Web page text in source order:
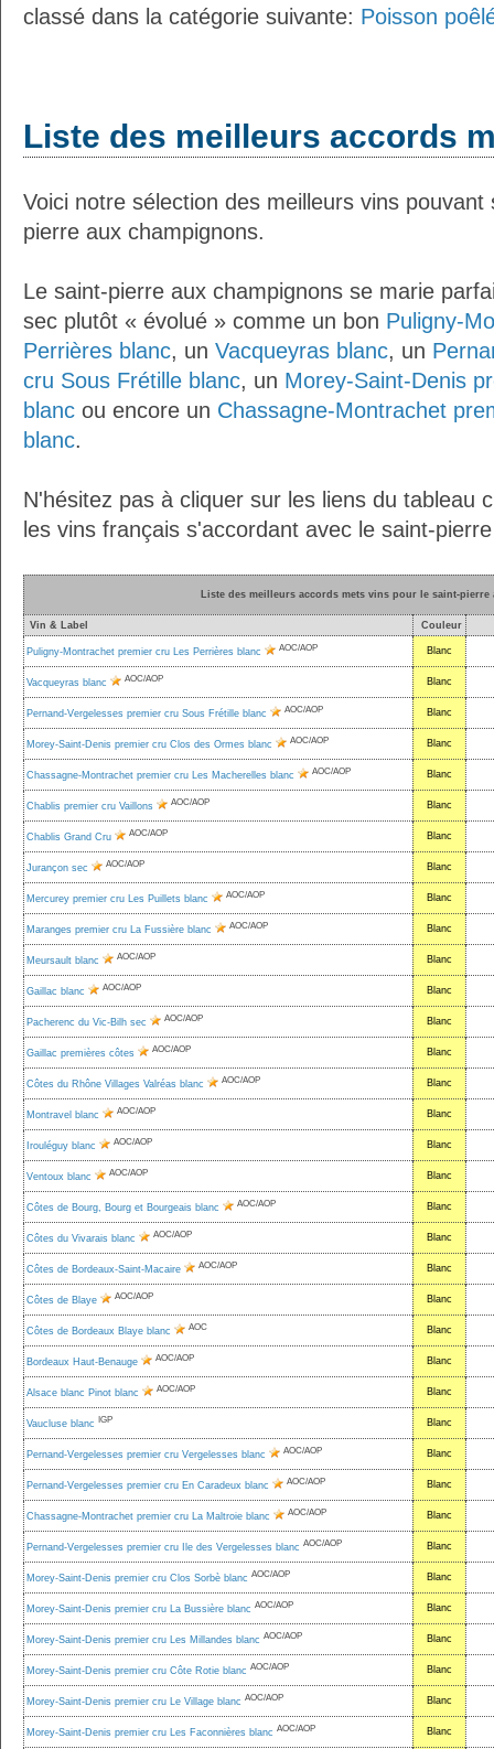
classé dans la catégorie suivante: Poisson
Liste des meilleurs accords
Voici notre sélection des meilleurs vins
pierre aux champignons.
Le saint-pierre aux champignons se marie
sec plutôt « évolué » comme un bon Puligny-
Perrières blanc, un Vacqueyras blanc, un
cru Sous Frétille blanc, un Morey-Saint-Denis
blanc ou encore un Chassagne-Montrachet
blanc.
N'hésitez pas à cliquer sur les liens du tableau
les vins français s'accordant avec le saint-
Liste des meilleurs accords mets vins pour le saint-pierre
Vin & Label Couleur
Puligny-Montrachet premier cru Les Perrières blanc AOC/AOP Blanc
Vacqueyras blanc AOC/AOP Blanc
Pernand-Vergelesses premier cru Sous Frétille blanc AOC/AOP Blanc
Morey-Saint-Denis premier cru Clos des Ormes blanc AOC/AOP Blanc
Chassagne-Montrachet premier cru Les Macherelles blanc AOC/AOP Blanc
Chablis premier cru Vaillons AOC/AOP Blanc
Chablis Grand Cru AOC/AOP Blanc
Jurançon sec AOC/AOP Blanc
Mercurey premier cru Les Puillets blanc AOC/AOP Blanc
Maranges premier cru La Fussière blanc AOC/AOP Blanc
Meursault blanc AOC/AOP Blanc
Gaillac blanc AOC/AOP Blanc
Pacherenc du Vic-Bilh sec AOC/AOP Blanc
Gaillac premières côtes AOC/AOP Blanc
Côtes du Rhône Villages Valréas blanc AOC/AOP Blanc
Montravel blanc AOC/AOP Blanc
Irouléguy blanc AOC/AOP Blanc
Ventoux blanc AOC/AOP Blanc
Côtes de Bourg, Bourg et Bourgeais blanc AOC/AOP Blanc
Côtes du Vivarais blanc AOC/AOP Blanc
Côtes de Bordeaux-Saint-Macaire AOC/AOP Blanc
Côtes de Blaye AOC/AOP Blanc
Côtes de Bordeaux Blaye blanc AOC Blanc
Bordeaux Haut-Benauge AOC/AOP Blanc
Alsace blanc Pinot blanc AOC/AOP Blanc
Vaucluse blanc IGP Blanc
Pernand-Vergelesses premier cru Vergelesses blanc AOC/AOP Blanc
Pernand-Vergelesses premier cru En Caradeux blanc AOC/AOP Blanc
Chassagne-Montrachet premier cru La Maltroie blanc AOC/AOP Blanc
Pernand-Vergelesses premier cru Ile des Vergelesses blanc AOC/AOP Blanc
Morey-Saint-Denis premier cru Clos Sorbè blanc AOC/AOP Blanc
Morey-Saint-Denis premier cru La Bussière blanc AOC/AOP Blanc
Morey-Saint-Denis premier cru Les Millandes blanc AOC/AOP Blanc
Morey-Saint-Denis premier cru Côte Rotie blanc AOC/AOP Blanc
Morey-Saint-Denis premier cru Le Village blanc AOC/AOP Blanc
Morey-Saint-Denis premier cru Les Faconnières blanc AOC/AOP Blanc